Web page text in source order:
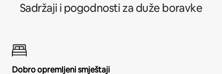
Sadržaji i pogodnosti za duže boravke
Dobro opremljeni smještaji